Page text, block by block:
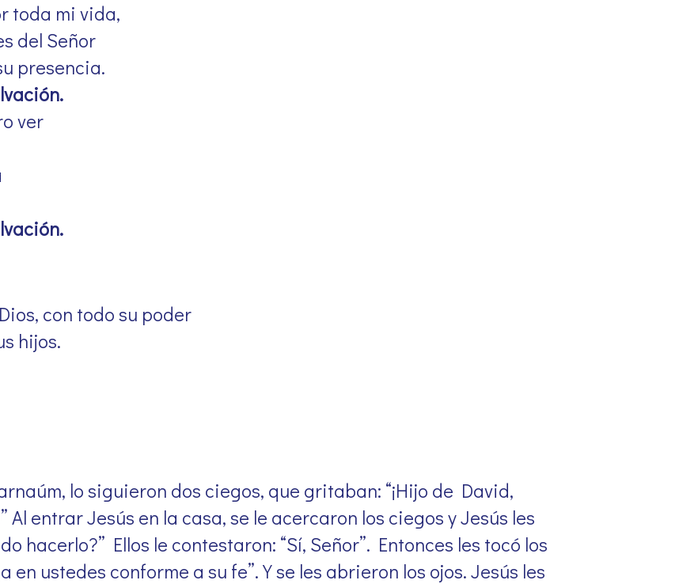
toda mi vida,
del Señor
presencia.
ver
con todo su poder
hijos.
lo siguieron dos ciegos, que gritaban: “¡Hijo de David,
Al entrar Jesús en la casa, se le acercaron los ciegos y Jesús les
hacerlo?” Ellos le contestaron: “Sí, Señor”. Entonces les tocó los
en ustedes conforme a su fe”. Y se les abrieron los ojos. Jesús les